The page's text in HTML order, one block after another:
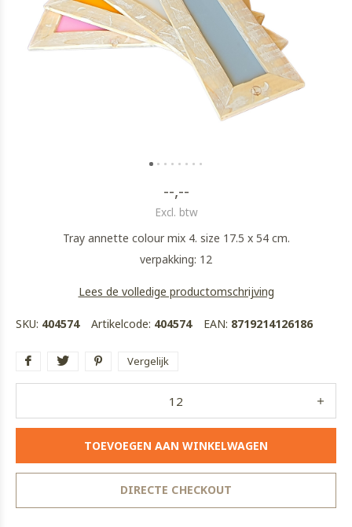
--,--
Excl. btw
Tray annette colour mix 4. size 17.5 x 54 cm.
verpakking: 12
Lees de volledige productomschrijving
SKU: 404574 Artikelcode: 404574 EAN: 8719214126186
Vergelijk
TOEVOEGEN AAN WINKELWAGEN
DIRECTE CHECKOUT